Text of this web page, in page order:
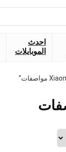
احدث
الموبايلات